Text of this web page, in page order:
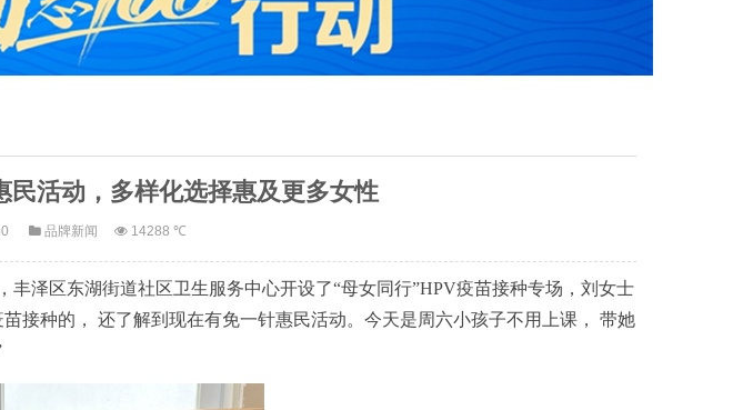
活动，多样化选择惠及更多女性
品牌新闻 14288 ℃
泽区东湖街道社区卫生服务中心开设了“母女同行”HPV疫苗接种专场，刘女士
接种的， 还了解到现在有免一针惠民活动。今天是周六小孩子不用上课， 带她